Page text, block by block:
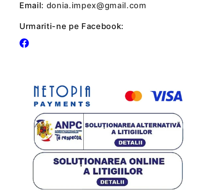
Email: donia.impex@gmail.com
Urmariti-ne pe Facebook:
Facebook